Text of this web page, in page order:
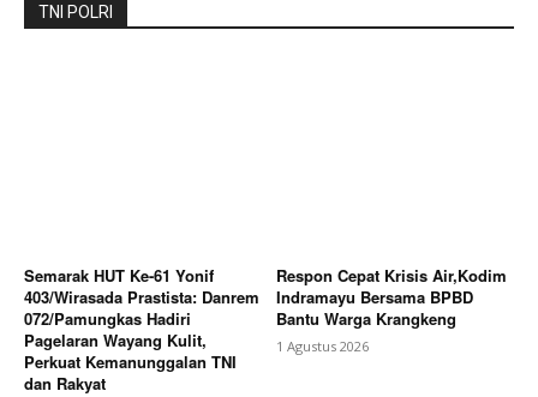
TNI POLRI
Semarak HUT Ke-61 Yonif
403/Wirasada Prastista: Danrem
072/Pamungkas Hadiri
Pagelaran Wayang Kulit,
Perkuat Kemanunggalan TNI
dan Rakyat
Respon Cepat Krisis Air,Kodim
Indramayu Bersama BPBD
Bantu Warga Krangkeng
1 Agustus 2026